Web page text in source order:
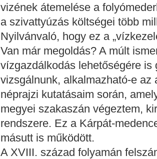
vizének átemelése a
a szivattyúzás költségei több
Nyilvánvaló, hogy ez a
Van már megoldás? A múlt
vízgazdálkodás lehetőségére
vizsgálnunk, alkalmazható-e
néprajzi kutatásaim során,
megyei szakaszán végeztem,
rendszere. Ez a Kárpát-
másutt is működött.
A XVIII. század folyamán